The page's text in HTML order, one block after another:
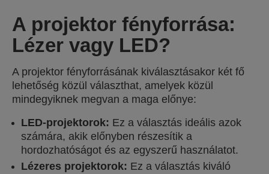
A projektor fényforrása:
Lézer vagy LED?
A projektor fényforrásának kiválasztásakor két fő
lehetőség közül választhat, amelyek közül
mindegyiknek megvan a maga előnye:
LED-projektorok: Ez a választás ideális azok
számára, akik előnyben részesítik a
hordozhatóságot és az egyszerű használatot.
Lézeres projektorok: Ez a választás kiváló